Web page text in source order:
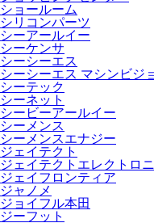
ショールーム
シリコンパーツ
シーアールイー
シーケンサ
シーシーエス
シーシーエス マシンビジ
シーテック
シーネット
シービーアールイー
シーメンス
シーメンスエナジー
ジェイテクト
ジェイテクトエレクトロ
ジェイフロンティア
ジャノメ
ジョイフル本田
ジーフット